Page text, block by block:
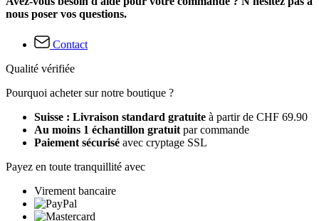
nous poser vos questions.
Contact
Qualité vérifiée
Pourquoi acheter sur notre boutique ?
Suisse : Livraison standard gratuite à partir de CHF 69.90
Au moins 1 échantillon gratuit par commande
Paiement sécurisé avec cryptage SSL
Payez en toute tranquillité avec
Virement bancaire